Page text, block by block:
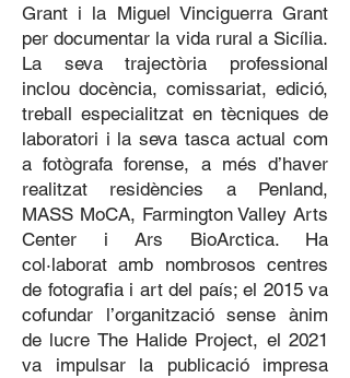
Grant i la Miguel Vinciguerra Grant
per documentar la vida rural a Sicília.
La seva trajectòria professional
inclou docència, comissariat, edició,
treball especialitzat en tècniques de
laboratori i la seva tasca actual com
a fotògrafa forense, a més d’haver
realitzat residències a Penland,
MASS MoCA, Farmington Valley Arts
Center i Ars BioArctica. Ha
col·laborat amb nombrosos centres
de fotografia i art del país; el 2015 va
cofundar l’organització sense ànim
de lucre The Halide Project, el 2021
va impulsar la publicació impresa